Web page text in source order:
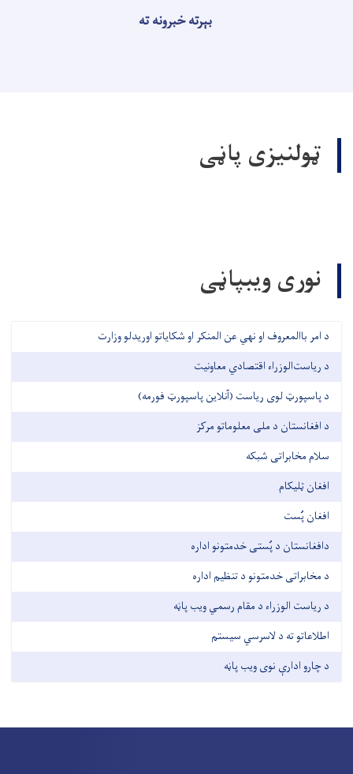
بېرته خبرونه ته
ټولنیزی پاڼی
نوری ویبپاڼی
د امر باالمعروف او نهي عن المنکر او شکایاتو اوریدلو وزارت
د ریاست‌الوزراء اقتصادي معاونیت
د پاسپورټ لوی ریاست (آنلاین پاسپورټ فورمه)
د افغانستان د ملی معلوماتو مرکز
سلام مخابراتی شبکه
افغان ټلیکام
افغان پُست
دافغانستان د پُستی خدمتونو اداره
د مخابراتی خدمتونو د تنظیم اداره
د ریاست الوزراء د مقام رسمي ویب پاڼه
اطلاعاتو ته د لاسرسي سیستم
د چارو ادارې نوی ویب پاڼه